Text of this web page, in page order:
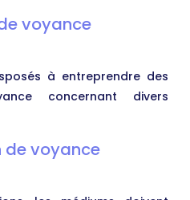
voyance
à entreprendre des
concernant divers
de voyance